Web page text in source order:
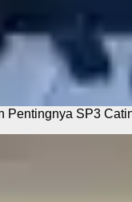
Pentingnya SP3